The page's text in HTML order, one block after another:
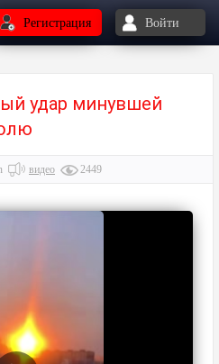
Регистрация Войти
удар минувшей
видео 2449